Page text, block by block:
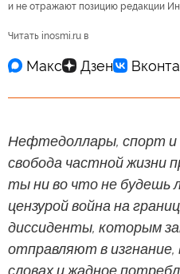
и не отражают позицию редакции
Читать inosmi.ru в
Нефтедоллары, спорт и
свобода частной жизни
ты ни во что не будешь
цензурой война на
диссиденты, которым
отправляют в изгнание,
словах и жадное